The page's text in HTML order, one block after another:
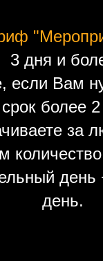
3 дня и
если Вам
более
за
день
день.